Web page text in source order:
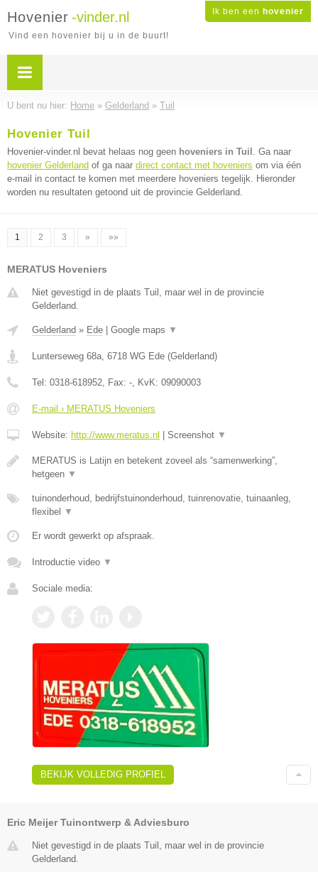
Ik ben een hovenier
Hovenier -vinder.nl
Vind een hovenier bij u in de buurt!
U bent nu hier: Home » Gelderland » Tuil
Hovenier Tuil
Hovenier-vinder.nl bevat helaas nog geen hoveniers in Tuil . Ga naar
hovenier Gelderland of ga naar direct contact met hoveniers om via één
e-mail in contact te komen met meerdere hoveniers tegelijk. Hieronder
worden nu resultaten getoond uit de provincie Gelderland.
1 2 3 » »»
MERATUS Hoveniers
Niet gevestigd in de plaats Tuil, maar wel in de provincie
Gelderland.
Gelderland » Ede Google maps ▼
Lunterseweg 68a, 6718 WG Ede (Gelderland)
Tel: 0318-618952, Fax: -, KvK: 09090003
E-mail › MERATUS Hoveniers
Website: http://www.meratus.nl Screenshot ▼
MERATUS is Latijn en betekent zoveel als “samenwerking”,
hetgeen ▼
tuinonderhoud, bedrijfstuinonderhoud, tuinrenovatie, tuinaanleg,
flexibel
▼
Er wordt gewerkt op afspraak.
Introductie video ▼
Sociale media:
BEKIJK VOLLEDIG PROFIEL
Eric Meijer Tuinontwerp & Adviesburo
Niet gevestigd in de plaats Tuil, maar wel in de provincie
Gelderland.